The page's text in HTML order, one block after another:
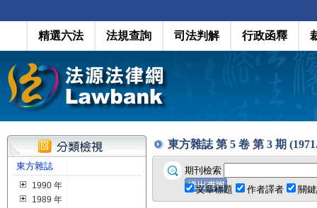
精選六法 法規查詢 司法判解 行政函釋
東方雜誌
1990 年
1989 年
東方雜誌 第 5 卷 第 3 期
期刊檢索
文章標題
作者譯者 關